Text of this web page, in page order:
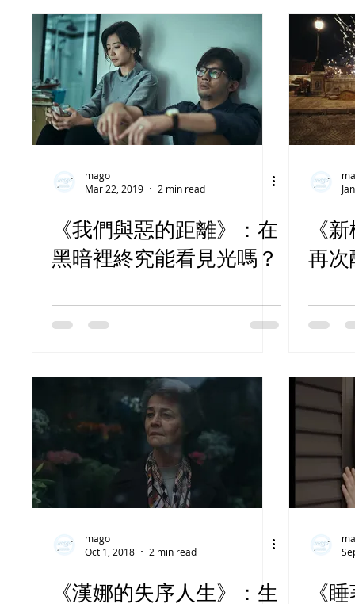
mago
Mar 22, 2019
2 min read
《我們與惡的距離》：在
黑暗裡終究能看見光嗎？
《
再次
mago
Oct 1, 2018
2 min read
《漢娜的失序人生》：生
《